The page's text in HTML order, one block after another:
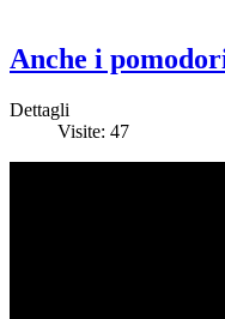
Anche i
Dettagli
Visite: 47